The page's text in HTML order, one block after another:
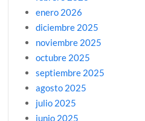
enero 2026
diciembre 2025
noviembre 2025
octubre 2025
septiembre 2025
agosto 2025
julio 2025
junio 2025